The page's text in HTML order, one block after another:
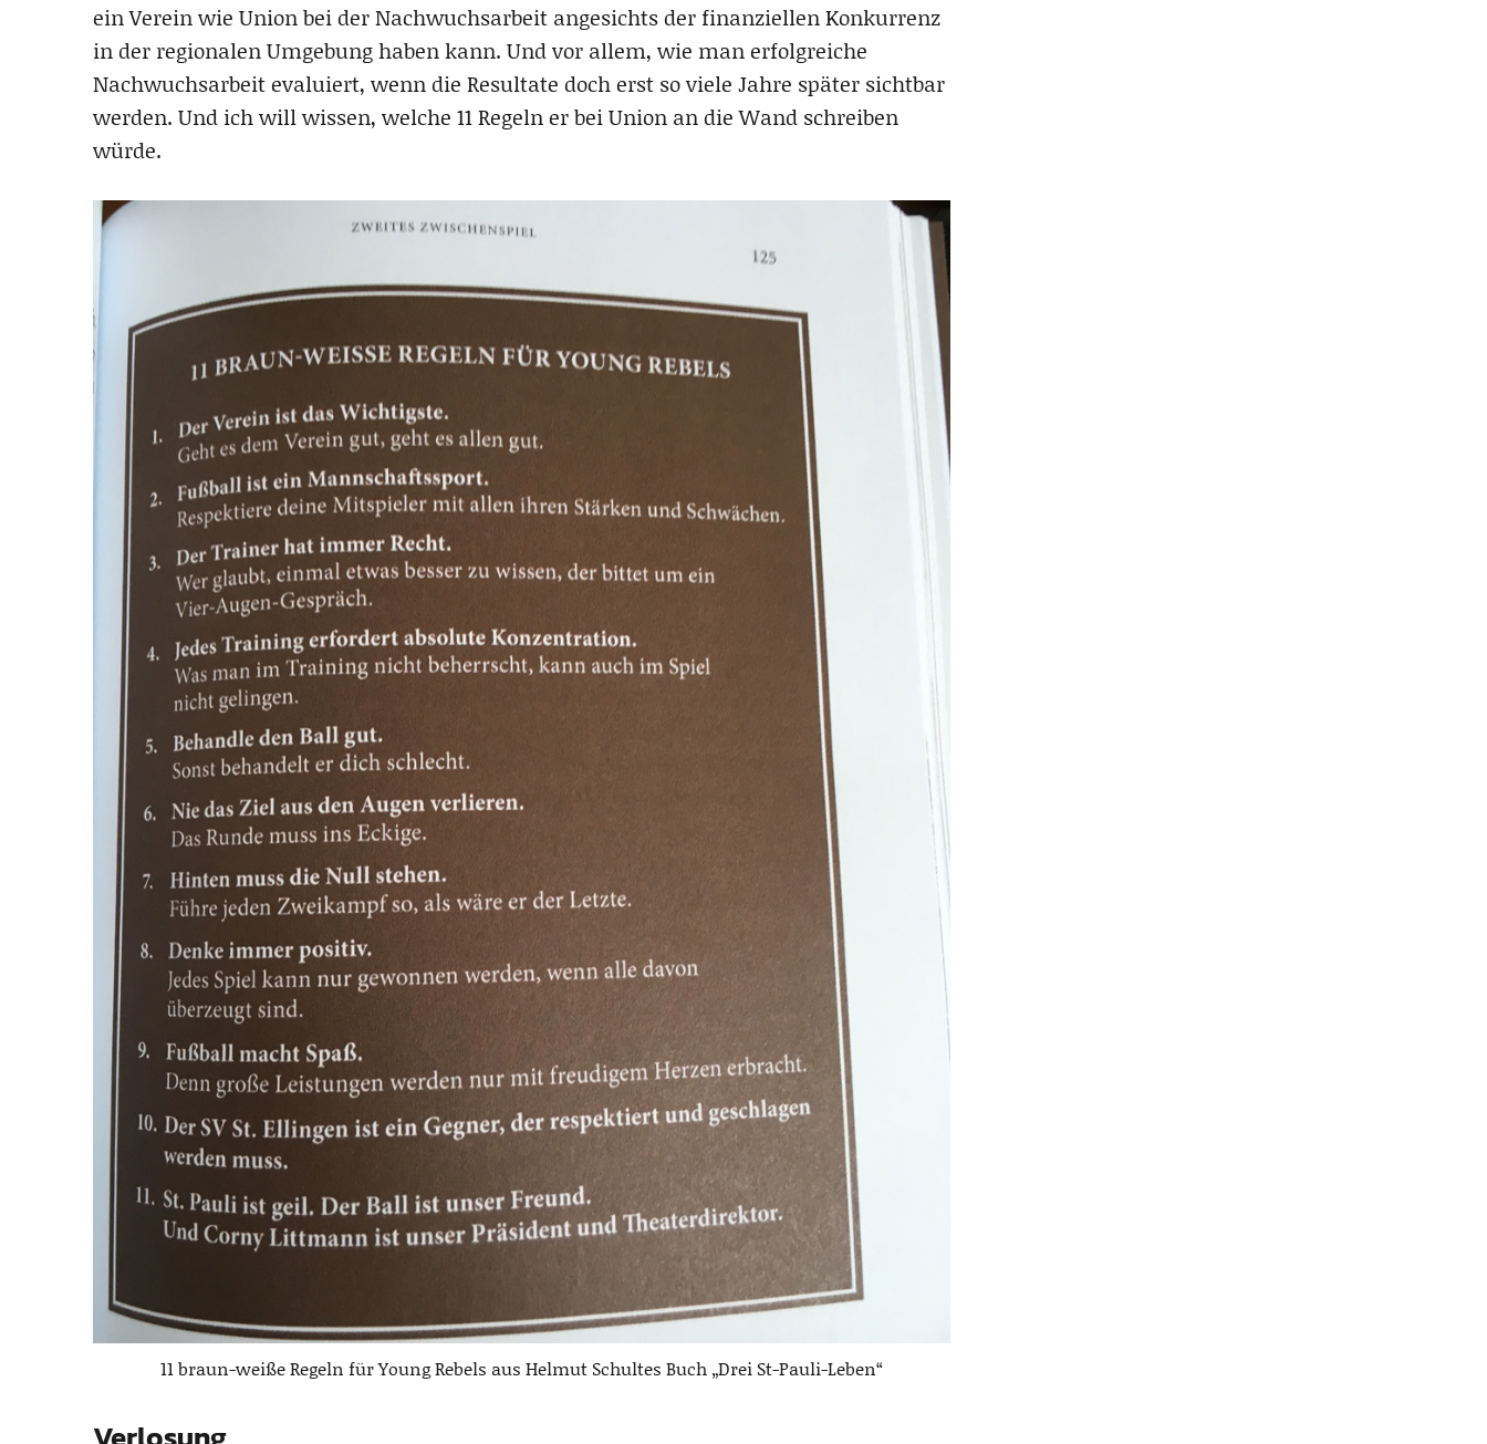
ein Verein wie Union bei der Nachwuchsarbeit angesichts der finanziellen Konkurrenz
in der regionalen Umgebung haben kann. Und vor allem, wie man erfolgreiche
Nachwuchsarbeit evaluiert, wenn die Resultate doch erst so viele Jahre später sichtbar
werden. Und ich will wissen, welche 11 Regeln er bei Union an die Wand schreiben
würde.
11 braun-weiße Regeln für Young Rebels aus Helmut Schultes Buch „Drei St-Pauli-Leben“